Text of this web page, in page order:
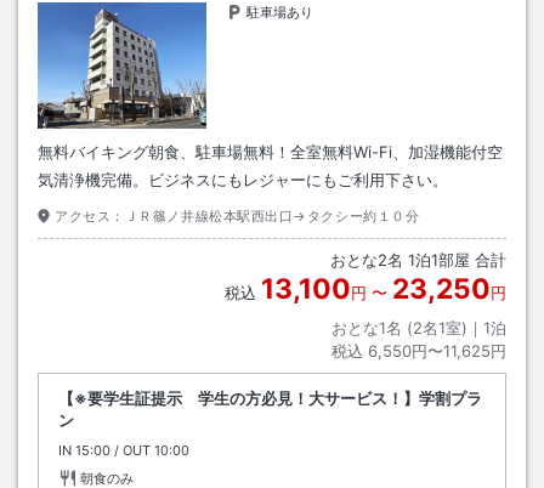
駐車場あり
無料バイキング朝食、駐車場無料！全室無料Wi-Fi、加湿機能付空
気清浄機完備。ビジネスにもレジャーにもご利用下さい。
アクセス： ＪＲ篠ノ井線松本駅西出口→タクシー約１０分
おとな2名 1泊1部屋 合計
税込 13,100円 〜 23,250円
おとな1名 (2名1室)｜ 1泊
税込 6,550円〜11,625円
【※要学生証提示 学生の方必見！大サービス！】学割プラ
ン
IN チェックイン
15:00 / OUT チェックアウト
10:00
朝食のみ